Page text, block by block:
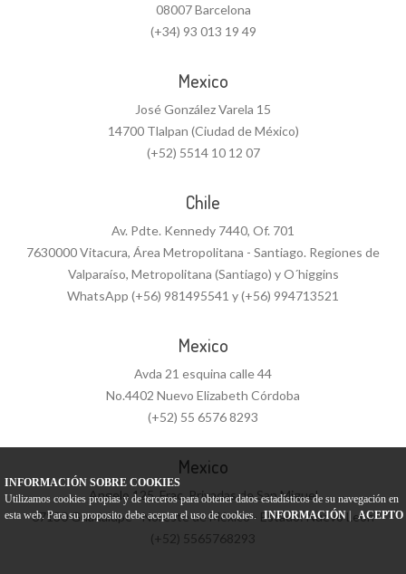
08007 Barcelona
(+34) 93 013 19 49
Mexico
José González Varela 15
14700 Tlalpan (Ciudad de México)
(+52) 5514 10 12 07
Chile
Av. Pdte. Kennedy 7440, Of. 701
7630000 Vitacura, Área Metropolitana - Santiago. Regiones de
Valparaíso, Metropolitana (Santiago) y O´higgins
WhatsApp (+56) 981495541 y (+56) 994713521
Mexico
Avda 21 esquina calle 44
No.4402 Nuevo Elizabeth Córdoba
(+52) 55 6576 8293
Mexico
Angelo 125, Frac. Privadas de San Miguel
67130 Guadalupe - Noreste de México - Estado: Nuevo León
(+52) 5565768293
INFORMACIÓN SOBRE COOKIES
Utilizamos cookies propias y de terceros para obtener datos estadísticos de su navegación en
esta web. Para su proposito debe aceptar el uso de cookies. INFORMACIÓN| ACEPTO